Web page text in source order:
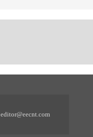
editor@eecnt.com